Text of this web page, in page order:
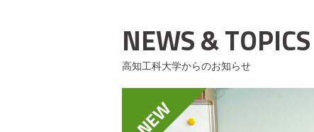
NEWS & TOPICS
高知工科大学からのお知らせ